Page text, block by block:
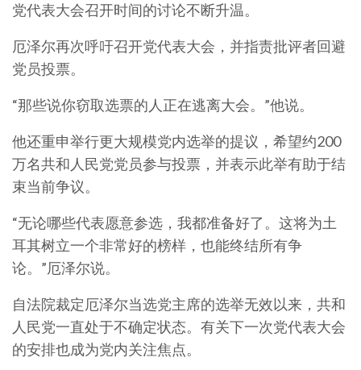
党代表大会召开时间的讨论不断升温。
厄泽尔再次呼吁召开党代表大会，并指责批评者回避
党员投票。
“那些说你窃取选票的人正在逃离大会。”他说。
他还重申举行更大规模党内选举的提议，希望约200
万名共和人民党党员参与投票，并表示此举有助于结
束当前争议。
“无论哪些代表愿意参选，我都准备好了。这将为土
耳其树立一个非常好的榜样，也能终结所有争
论。”厄泽尔说。
自法院裁定厄泽尔当选党主席的选举无效以来，共和
人民党一直处于不确定状态。有关下一次党代表大会
的安排也成为党内关注焦点。